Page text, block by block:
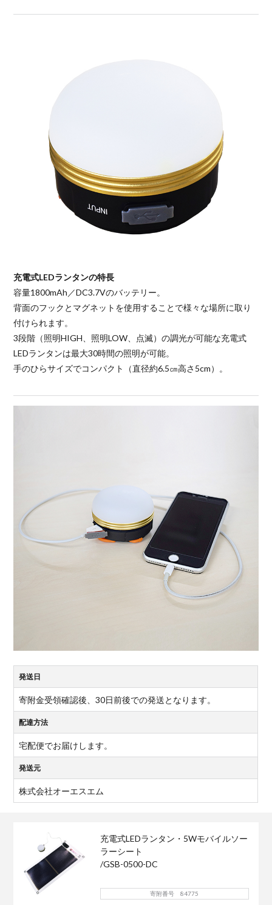
充電式LEDランタンの特長
容量1800mAh／DC3.7Vのバッテリー。
背面のフックとマグネットを使用することで様々な場所に取り
付けられます。
3段階（照明HIGH、照明LOW、点滅）の調光が可能な充電式
LEDランタンは最大30時間の照明が可能。
手のひらサイズでコンパクト（直径約6.5㎝高さ5cm）。
発送日
寄附金受領確認後、30日前後での発送となります。
配達方法
宅配便でお届けします。
発送元
株式会社オーエスエム
充電式LEDランタン・5Wモバイルソー
ラーシート
/GSB-0500-DC
寄附番号 84775